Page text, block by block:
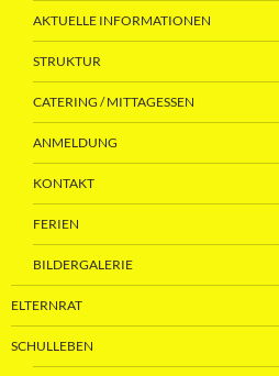
AKTUELLE INFORMATIONEN
STRUKTUR
CATERING / MITTAGESSEN
ANMELDUNG
KONTAKT
FERIEN
BILDERGALERIE
ELTERNRAT
SCHULLEBEN